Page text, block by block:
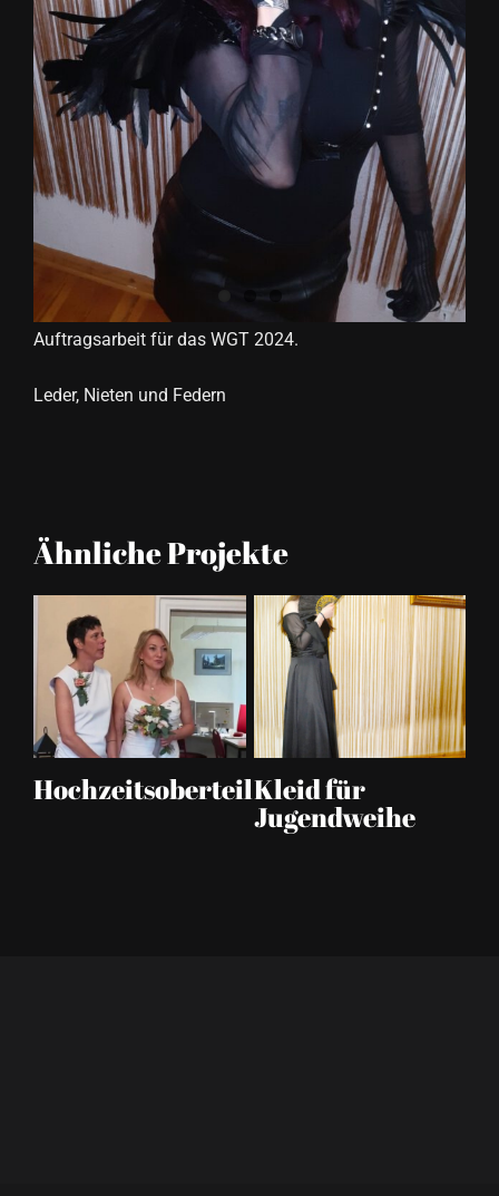
Auftragsarbeit für das WGT 2024.
Leder, Nieten und Federn
Ähnliche Projekte
HochzeitsoberteilKleid für
Jugendweihe